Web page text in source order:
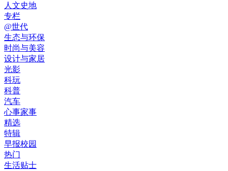
人文史地
专栏
@世代
生态与环保
时尚与美容
设计与家居
光影
科玩
科普
汽车
心事家事
精选
特辑
早报校园
热门
生活贴士